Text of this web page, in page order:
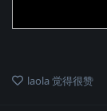
laola觉得很赞